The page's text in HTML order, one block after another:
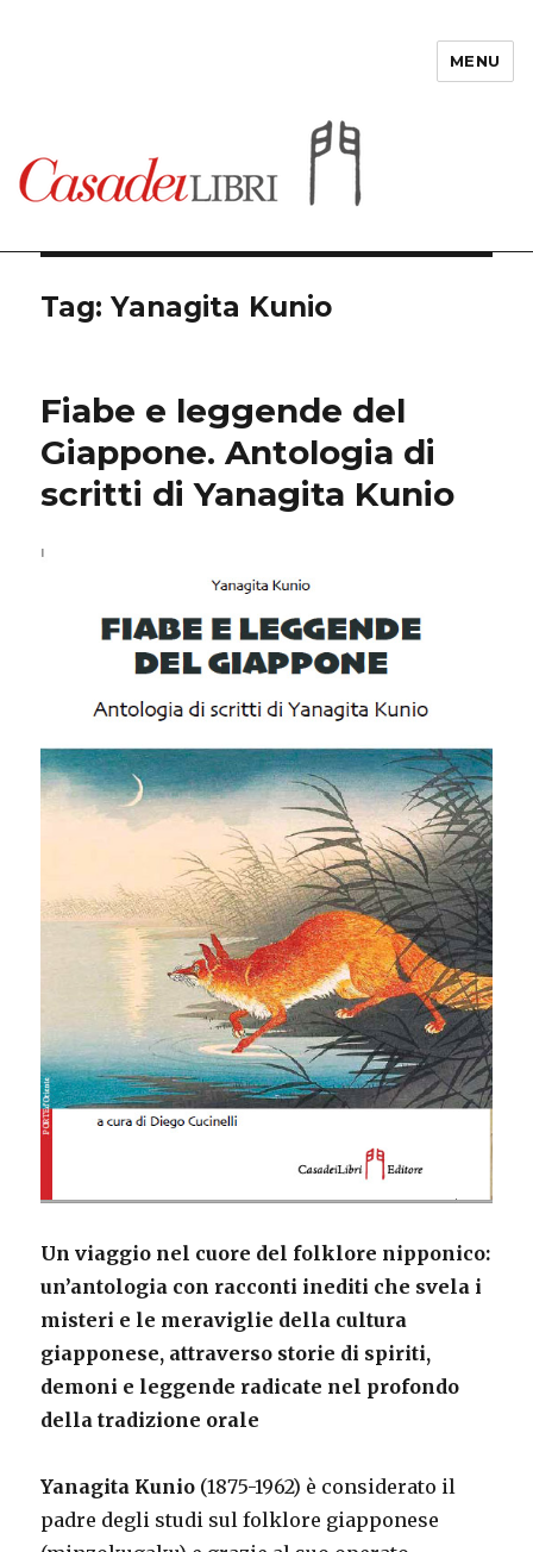
MENU
Tag: Yanagita Kunio
Fiabe e leggende del
Giappone. Antologia di
scritti di Yanagita Kunio
Un viaggio nel cuore del folklore nipponico:
un’antologia con racconti inediti che svela i
misteri e le meraviglie della cultura
giapponese, attraverso storie di spiriti,
demoni e leggende radicate nel profondo
della tradizione orale
Yanagita Kunio (1875-1962) è considerato il
padre degli studi sul folklore giapponese